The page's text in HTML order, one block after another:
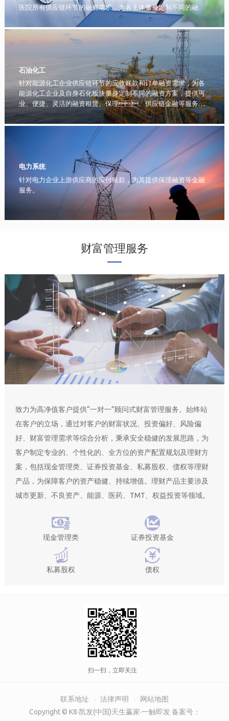
医院所有供应链环节的融资需求，为各主体量身定制不同的融资
方案，提供特色保理、融资租赁服务。
石油化工
针对能源化工企业供应链环节的应收账款和订单融资需求，为各
能源化工企业及自身石化板块量身定制不同的融资方案，提供丏
业、便捷、灵活的融资租赁、保理、供应链金融等服务，
助力能源化工企业的良性发展。
电力系统
针对电力企业上游供应商的应付账款，为其提供保理融资等金融
服务。
财富管理服务
致力为高净值客户提供“一对一”顾问式财富管理服务。始终站
在客户的立场，通过对客户的财富状况、投资偏好、风险偏
好、财富管理需求等综合分析，秉承安全稳健的发展思路，为
客户制定专业的、个性化的、全方位的资产配置规划及理财方
案，包括现金管理类、证券投资基金、私募股权、债权等理财
产品，为保障客户的资产稳健、持续增值。理财产品主要涉及
城市更新、不良资产、能源、医药、TMT、权益投资等领域。
现金管理类 证券投资基金
私募股权 债权
扫一扫，立即关注
联系地址 法律声明
网站地图
Copyright © K8·凯发(中国)天生赢家·一触即发 备案号：